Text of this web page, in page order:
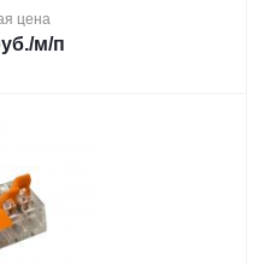
цена
/м/п